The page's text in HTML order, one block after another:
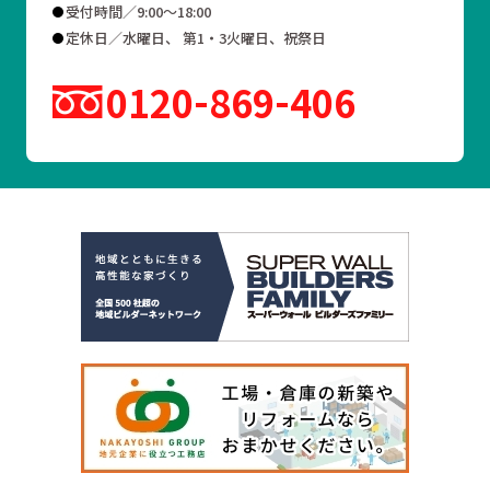
受付時間／9:00～18:00
定休日／水曜日、 第1・3火曜日、祝祭日
0120 869 406